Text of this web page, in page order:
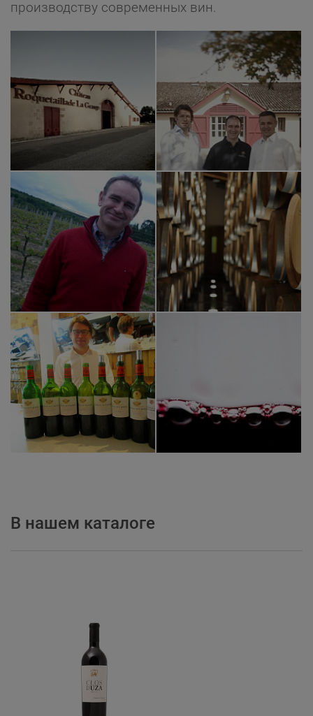
производству современных вин.
В нашем каталоге